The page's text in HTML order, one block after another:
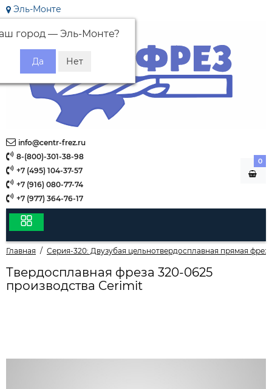
Эль-Монте
город — Эль-Монте?
info@centr-frez.ru
8-(800)-301-38-98
+7 (495) 104-37-57
+7 (916) 080-77-74
+7 (977) 364-76-17
0
Главная Серия-320: Двузубая цельнотвердосплавная прямая
Твердосплавная фреза 320-0625
производства Cerimit